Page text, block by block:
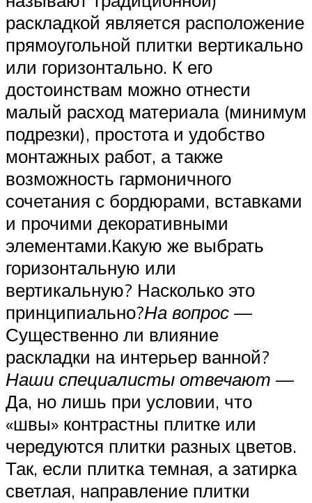
раскладкой является расположение
прямоугольной плитки вертикально
или горизонтально. К его
достоинствам можно отнести
малый расход материала (минимум
подрезки), простота и удобство
монтажных работ, а также
возможность гармоничного
сочетания с бордюрами, вставками
и прочими декоративными
элементами.Какую же выбрать
горизонтальную или
вертикальную? Насколько это
принципиально?На вопрос —
Существенно ли влияние
раскладки на интерьер ванной?
Наши специалисты отвечают —
Да, но лишь при условии, что
«швы» контрастны плитке или
чередуются плитки разных цветов.
Так, если плитка темная, а затирка
светлая, направление плитки